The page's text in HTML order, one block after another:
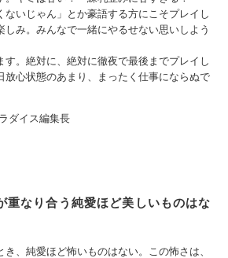
いじゃん」とか豪語する方にこそプレイし
しみ。みんなで一緒にやるせない思いしよう
。絶対に、絶対に徹夜で最後までプレイし
放心状態のあまり、まったく仕事にならぬで
ダイス編集長
重なり合う純愛ほど美しいものはな
、純愛ほど怖いものはない。この怖さは、